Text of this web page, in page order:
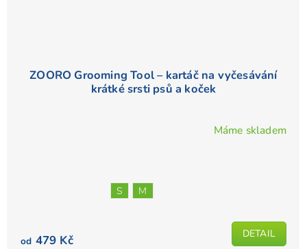
ZOORO Grooming Tool – kartáč na vyčesávání
krátké srsti psů a koček
Máme skladem
od 479 Kč DETAIL
S M